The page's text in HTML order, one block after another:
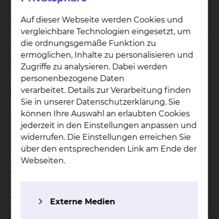
besteht darin, dass Sie bestärkt werden Ihren
Alltag mit der Erkrankung besser zu gestalten. Das
ist möglich, indem wir gemeinsam die
psychoonkologische Begleitung auf Ihre
Bedürfnisse individuell anpassen.
Individuelle Behandlung
Hinter jeder Erkrankung steht immer eine eigene,
persönliche Geschichte. Somit gibt es auch kein
Patentrezept, sondern jeder findet für sich heraus,
wie er mit der Erkrankung und Behandlung
umgehen kann. Auf dem Weg dahin begleiten wir
Sie in Ihrem eigenen persönlichen Tempo. Wir
finden mit Ihnen gemeinsam heraus, was Sie in
der aktuellen Situation brauchen. Wir begleiten
sie durch Krisen oder schwierige Phasen während
Auf dieser Webseite werden Cookies und
vergleichbare Technologien eingesetzt, um
die ordnungsgemäße Funktion zu
ermöglichen, Inhalte zu personalisieren und
Zugriffe zu analysieren. Dabei werden
personenbezogene Daten
verarbeitet. Details zur Verarbeitung finden
Sie in unserer Datenschutzerklärung. Sie
können Ihre Auswahl an erlaubten Cookies
jederzeit in den Einstellungen anpassen und
widerrufen. Die Einstellungen erreichen Sie
über den entsprechenden Link am Ende der
Webseiten.
Externe Medien